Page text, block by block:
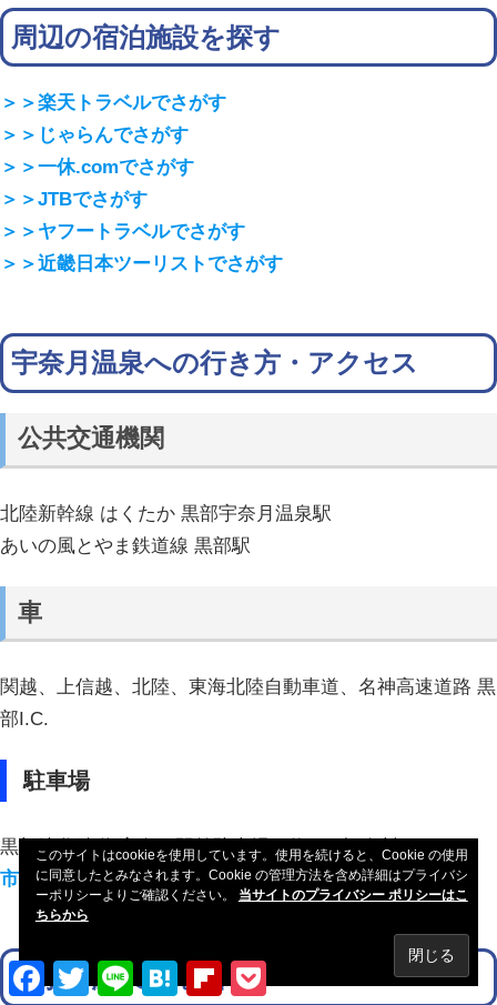
周辺の宿泊施設を探す
＞＞楽天トラベルでさがす
＞＞じゃらんでさがす
＞＞一休.comでさがす
＞＞JTBでさがす
＞＞ヤフートラベルでさがす
＞＞近畿日本ツーリストでさがす
宇奈月温泉への行き方・アクセス
公共交通機関
北陸新幹線 はくたか 黒部宇奈月温泉駅
あいの風とやま鉄道線 黒部駅
車
関越、上信越、北陸、東海北陸自動車道、名神高速道路 黒
部I.C.
駐車場
黒部峡谷鉄道 宇奈月駅前駐車場（約350台 有料）
市営新幹線駅 駐車場（有料）
宇奈月温泉の地図
Facebook
TwitterLine HatenaFlipboard
このサイトはcookieを使用しています。使用を続けると、Cookie の使用
に同意したとみなされます。Cookie の管理方法を含め詳細はプライバシ
ーポリシーよりご確認ください。 当サイトのプライバシー ポリシーはこ
ちらから